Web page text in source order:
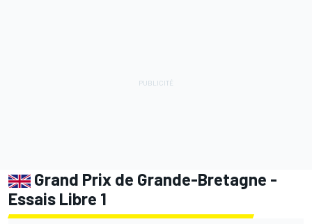
Grand Prix de Grande-Bretagne -
Essais Libre 1